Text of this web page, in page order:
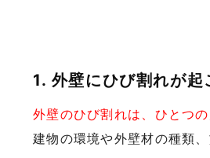
1. 外壁にひび割れが起
外壁のひび割れは、ひとつ
建物の環境や外壁材の種類